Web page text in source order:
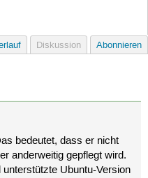
Diskussion Abonnieren
bedeutet, dass er nicht
anderweitig gepflegt wird.
Ubuntu-Version